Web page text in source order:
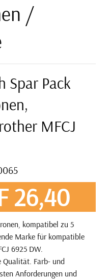
/
Spar Pack
MFCJ
26,40
kompatibel zu 5
Marke für kompatible
6925 DW.
Qualität. Farb- und
Anforderungen und